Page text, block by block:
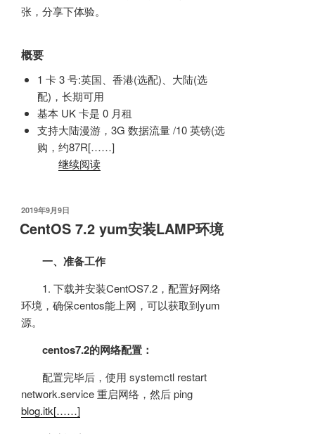
张，分享下体验。
概要
1 卡 3 号:英国、香港(选配)、大陆(选
配)，长期可用
基本 UK 卡是 0 月租
支持大陆漫游，3G 数据流量 /10 英镑(选
购，约87R[……]
继续阅读
发
布
于
2019年9月9日
CentOS 7.2 yum安装LAMP环境
一、准备工作
1. 下载并安装CentOS7.2，配置好网络
环境，确保centos能上网，可以获取到yum
源。
centos7.2的网络配置：
配置完毕后，使用 systemctl restart
network.service 重启网络，然后 ping
blog.itk[……]